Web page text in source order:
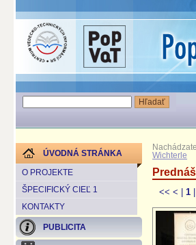
ÚVODNÁ STRÁNKA
O PROJEKTE
ŠPECIFICKÝ CIEĽ 1
KONTAKTY
PUBLICITA
Wichterle
<< < 1